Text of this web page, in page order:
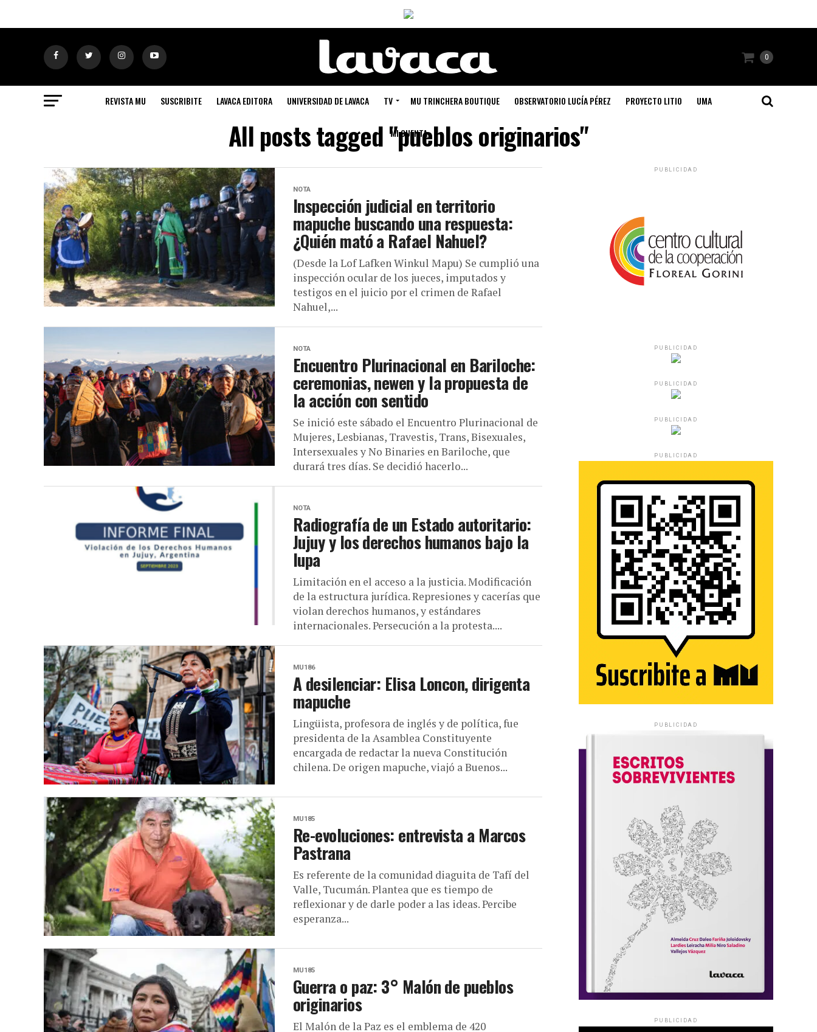
0
REVISTA MU SUSCRIBITE LAVACA EDITORA UNIVERSIDAD DE LAVACA TV MU TRINCHERA BOUTIQUE OBSERVATORIO LUCÍA PÉREZ PROYECTO LITIO UMA
MI CUENTA
All posts tagged "pueblos originarios"
NOTA
Inspección judicial en territorio
mapuche buscando una respuesta:
¿Quién mató a Rafael Nahuel?
(Desde la Lof Lafken Winkul Mapu) Se cumplió una
inspección ocular de los jueces, imputados y
testigos en el juicio por el crimen de Rafael
Nahuel,...
NOTA
Encuentro Plurinacional en Bariloche:
ceremonias, newen y la propuesta de
la acción con sentido
Se inició este sábado el Encuentro Plurinacional de
Mujeres, Lesbianas, Travestis, Trans, Bisexuales,
Intersexuales y No Binaries en Bariloche, que
durará tres días. Se decidió hacerlo...
NOTA
Radiografía de un Estado autoritario:
Jujuy y los derechos humanos bajo la
lupa
Limitación en el acceso a la justicia. Modificación
de la estructura jurídica. Represiones y cacerías que
violan derechos humanos, y estándares
internacionales. Persecución a la protesta....
MU186
A desilenciar: Elisa Loncon, dirigenta
mapuche
Lingüista, profesora de inglés y de política, fue
presidenta de la Asamblea Constituyente
encargada de redactar la nueva Constitución
chilena. De origen mapuche, viajó a Buenos...
MU185
Re-evoluciones: entrevista a Marcos
Pastrana
Es referente de la comunidad diaguita de Tafí del
Valle, Tucumán. Plantea que es tiempo de
reflexionar y de darle poder a las ideas. Percibe
esperanza...
MU185
Guerra o paz: 3° Malón de pueblos
originarios
El Malón de la Paz es el emblema de 420
PUBLICIDAD
PUBLICIDAD
PUBLICIDAD
PUBLICIDAD
PUBLICIDAD
PUBLICIDAD
PUBLICIDAD